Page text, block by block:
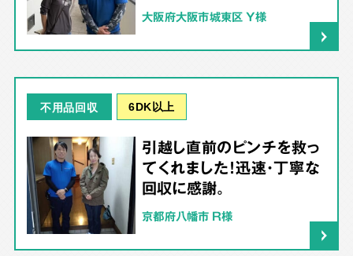
大阪府大阪市城東区 Y様
不用品回収 6DK以上
引越し直前のピンチを救っ
てくれました！迅速・丁寧な
回収に感謝。
京都府八幡市 R様